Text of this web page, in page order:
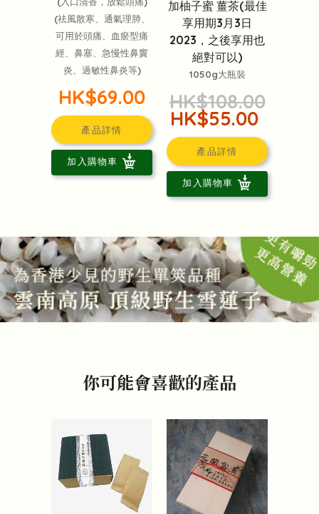
(祛風散寒、通氣理肺、
可用於頭痛、血瘀型痛
經、鼻塞、急慢性鼻竇
炎、過敏性鼻炎等)
HK$69.00
產品詳情
加入購物車
加柚子蜜 薑茶(最佳
享用期3月3日
2023，之後享用也
絕對可以)
1050g大瓶裝
HK$108.00
HK$55.00
產品詳情
加入購物車
你可能會喜歡的產品